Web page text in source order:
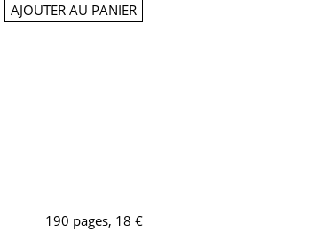
AJOUTER AU PANIER
190 pages, 18 €